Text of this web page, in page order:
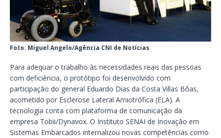
Foto: Miguel Angelo/Agência CNI de Notícias
Para adequar o trabalho às necessidades reais das pessoas
com deficiência, o protótipo foi desenvolvido com
participação do general Eduardo Dias da Costa Villas Bôas,
acometido por Esclerose Lateral Amiotrófica (ELA). A
tecnologia conta com plataforma de comunicação da
empresa Tobii/Dynavox. O Instituto SENAI de Inovação em
Sistemas Embarcados internalizou novas competências como